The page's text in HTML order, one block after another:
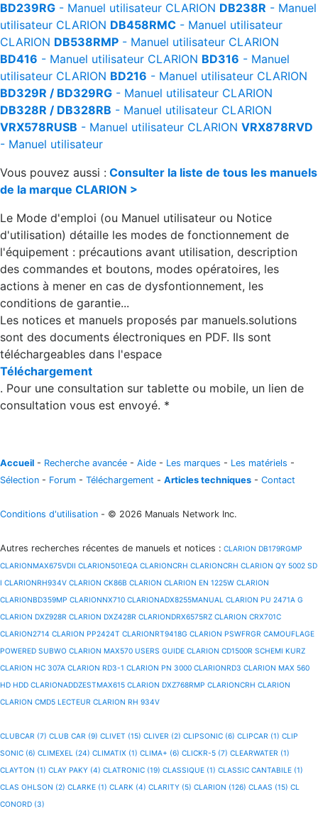
BD239RG - Manuel utilisateur CLARION DB238R - Manuel
utilisateur CLARION DB458RMC - Manuel utilisateur
CLARION DB538RMP - Manuel utilisateur CLARION
BD416 - Manuel utilisateur CLARION BD316 - Manuel
utilisateur CLARION BD216 - Manuel utilisateur CLARION
BD329R / BD329RG - Manuel utilisateur CLARION
DB328R / DB328RB - Manuel utilisateur CLARION
VRX578RUSB - Manuel utilisateur CLARION VRX878RVD
- Manuel utilisateur
Vous pouvez aussi : Consulter la liste de tous les manuels
de la marque CLARION >
Le Mode d'emploi (ou Manuel utilisateur ou Notice
d'utilisation) détaille les modes de fonctionnement de
l'équipement : précautions avant utilisation, description
des commandes et boutons, modes opératoires, les
actions à mener en cas de dysfontionnement, les
conditions de garantie...
Les notices et manuels proposés par manuels.solutions
sont des documents électroniques en PDF. Ils sont
téléchargeables dans l'espace
Téléchargement
. Pour une consultation sur tablette ou mobile, un lien de
consultation vous est envoyé. *
Accueil - Recherche avancée - Aide - Les marques - Les matériels -
Sélection - Forum - Téléchargement - Articles techniques - Contact
Conditions d'utilisation - © 2026 Manuals Network Inc.
Autres recherches récentes de manuels et notices : CLARION DB179RGMP
CLARIONMAX675VDII CLARION501EQA CLARIONCRH CLARIONCRH CLARION QY 5002 SD
I CLARIONRH934V CLARION CK86B CLARION CLARION EN 1225W CLARION
CLARIONBD359MP CLARIONNX710 CLARIONADX8255MANUAL CLARION PU 2471A G
CLARION DXZ928R CLARION DXZ428R CLARIONDRX6575RZ CLARION CRX701C
CLARION2714 CLARION PP2424T CLARIONRT9418G CLARION PSWFRGR CAMOUFLAGE
POWERED SUBWO CLARION MAX570 USERS GUIDE CLARION CD1500R SCHEMI KURZ
CLARION HC 307A CLARION RD3-1 CLARION PN 3000 CLARIONRD3 CLARION MAX 560
HD HDD CLARIONADDZESTMAX615 CLARION DXZ768RMP CLARIONCRH CLARION
CLARION CMD5 LECTEUR CLARION RH 934V
CLUBCAR (7) CLUB CAR (9) CLIVET (15) CLIVER (2) CLIPSONIC (6) CLIPCAR (1) CLIP
SONIC (6) CLIMEXEL (24) CLIMATIX (1) CLIMA+ (6) CLICKR-5 (7) CLEARWATER (1)
CLAYTON (1) CLAY PAKY (4) CLATRONIC (19) CLASSIQUE (1) CLASSIC CANTABILE (1)
CLAS OHLSON (2) CLARKE (1) CLARK (4) CLARITY (5) CLARION (126) CLAAS (15) CL
CONORD (3)